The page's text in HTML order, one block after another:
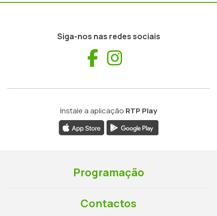
Siga-nos nas redes sociais
Facebook
Instale a aplicação RTP Play
Programação
Contactos